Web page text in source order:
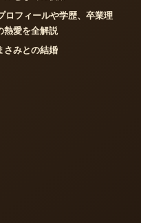
ロフィールや学歴、卒業理
熱愛を全解説
さみとの結婚